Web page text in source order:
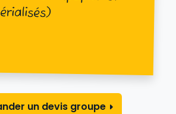
un devis groupe